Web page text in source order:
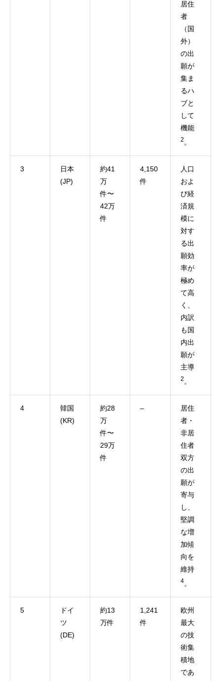
居住
者
（国
外）
の出
願が
集ま
るハ
ブと
して
機能
2 。
3
日本
(JP)
約41
万
件〜
42万
件
4,150
件
人口
およ
び経
済規
模に
対す
る出
願効
率が
極め
て高
く、
内訳
も国
内出
願が
主導
2 。
4
韓国
(KR)
約28
万
件〜
29万
件
–
居住
者・
非居
住者
双方
の出
願が
寄与
し、
堅調
な増
加傾
向を
維持
4。
5
ドイ
ツ
(DE)
約13
万件
1,241
件
欧州
最大
の技
術集
積地
であ